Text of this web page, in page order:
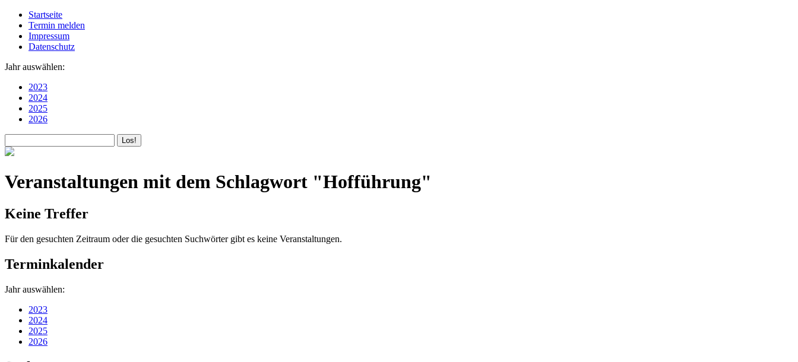
Startseite
Termin melden
Impressum
Datenschutz
Jahr auswählen:
2023
2024
2025
2026
Veranstaltungen mit dem Schlagwort "Hofführung"
Keine Treffer
Für den gesuchten Zeitraum oder die gesuchten Suchwörter gibt es keine Veranstaltungen.
Terminkalender
Jahr auswählen:
2023
2024
2025
2026